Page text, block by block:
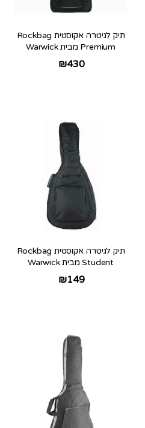
תיק לגיטרה אקוסטית Rockbag
Premium מבית Warwick
₪430
תיק לגיטרה אקוסטית Rockbag
Student מבית Warwick
₪149